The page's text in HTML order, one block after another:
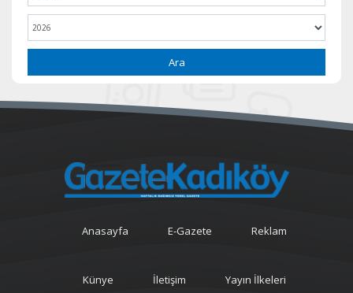
Ara
Anasayfa E-Gazete Reklam
Künye İletişim Yayın İlkeleri